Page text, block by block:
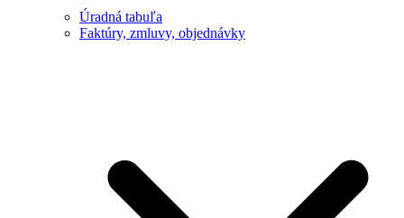
Úradná tabuľa
Faktúry, zmluvy, objednávky